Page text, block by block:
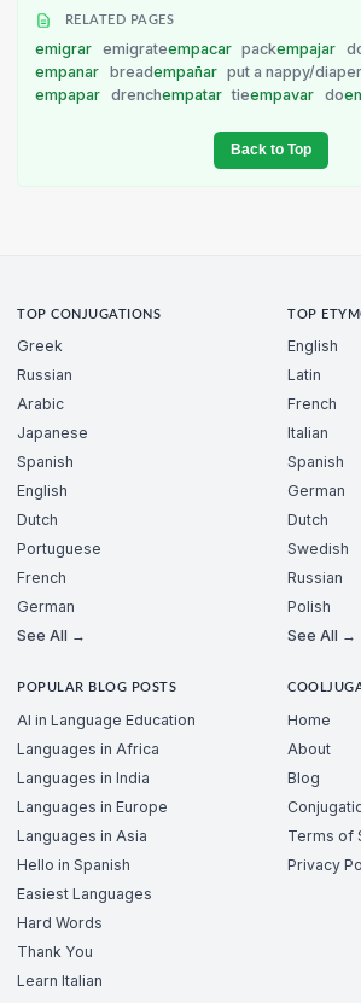
RELATED PAGES
emigrar emigrateempacar packempajar
empanar breadempañar put a nappy/
empapar drenchempatar tieempavar do
Back to Top
TOP CONJUGATIONS
Greek
Russian
Arabic
Japanese
Spanish
English
Dutch
Portuguese
French
German
See All →
TOP
English
Latin
French
Italian
Spanish
German
Dutch
Swedish
Russian
Polish
See All →
POPULAR BLOG POSTS
AI in Language Education
Languages in Africa
Languages in India
Languages in Europe
Languages in Asia
Hello in Spanish
Easiest Languages
Hard Words
Thank You
Learn Italian
Home
About
Blog
Terms of
Privacy